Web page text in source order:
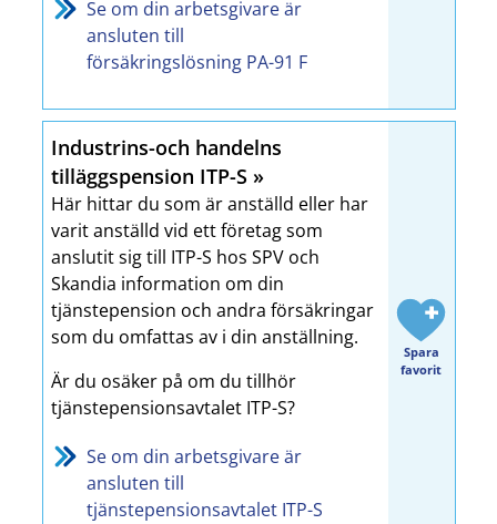
Se om din arbetsgivare är
ansluten till
försäkringslösning PA-91 F
Industrins-och handelns
tilläggspension ITP-S
Här hittar du som är anställd eller har
varit anställd vid ett företag som
anslutit sig till ITP-S hos SPV och
Skandia information om din
tjänstepension och andra försäkringar
som du omfattas av i din anställning.
Är du osäker på om du tillhör
tjänstepensionsavtalet ITP-S?
Se om din arbetsgivare är
ansluten till
tjänstepensionsavtalet ITP-S
Spara
favorit